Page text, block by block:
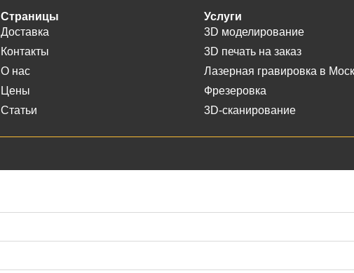
Страницы
Доставка
Контакты
О нас
Цены
Статьи
Услуги
3D моделирование
3D печать на заказ
Лазерная гравировка в
Фрезеровка
3D-сканирование